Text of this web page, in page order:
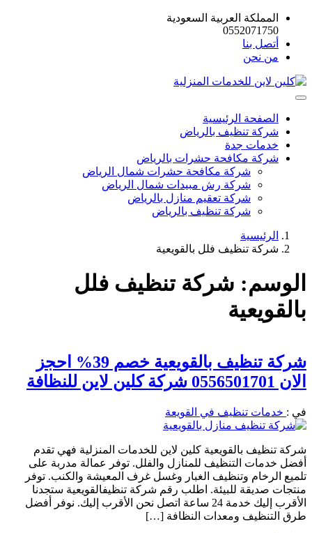
المملكة العربية السعودية
0552071750
أتصل بنا
من نحن
الصفحة الرئيسية
شركة تنظيف بالرياض
خدمات جدة
شركة مكافحة حشرات بالرياض
شركة مكافحة حشرات شمال الرياض
شركة رش مبيدات شمال الرياض
شركة تعقيم منازل بالرياض
شركة تنظيف بالرياض
الرئيسية
شركة تنظيف فلل بالقويعية
الوسم: شركة تنظيف فلل
بالقويعية
شركة تنظيف بالقويعية خصم 39% احجز
الان 0556501701 شركة كلين لاين للنظافة
في : خدمات تنظيف في القويعة
شركة تنظيف بالقويعية كلين لاين للخدمات المنزلية فهي تقدم
أفضل خدمات التنظيف للمنازل والفلل. توفر عمالة مدربة على
تلميع الرخام وتنظيف الغبار وغسل غرف المعيشة والكنب. توفر
منتجات صديقة للبيئة. اطلب رقم شركة تنظيفالقويعية ستجدنا
الأقرب إليك خدمة 24 ساعة اتصل نحن الأقرب إليك. نوفر أفضل
طرق التنظيف ومعدات النظافة […]